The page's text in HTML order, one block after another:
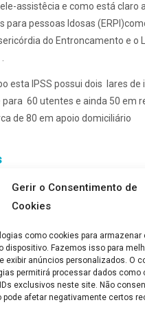
Gerir o Consentimento de
Cookies
como cookies para armazenar
dispositivo. Fazemos isso para
exibir anúncios personalizados. O
permitirá processar dados como
exclusivos neste site. Não
afetar negativamente certos
assistêcia e como está claro
para pessoas Idosas
do Entroncamento e o
esta IPSS possui dois lares de
para 60 utentes e ainda 50 em
de 80 em apoio domiciliário
ao exterior